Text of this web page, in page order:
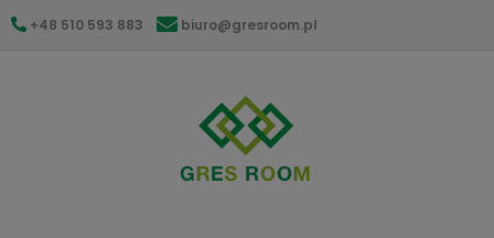
+48 510 593 883 biuro@gresroom.pl